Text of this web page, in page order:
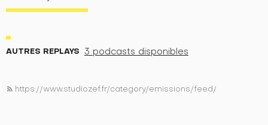
AUTRES REPLAYS 3 podcasts disponibles
rss_feed https://www.studiozef.fr/category/emissions/feed/